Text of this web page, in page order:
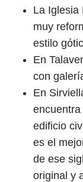
La Iglesia
muy
estilo
En
con
En
edificio
es el
de ese
original y